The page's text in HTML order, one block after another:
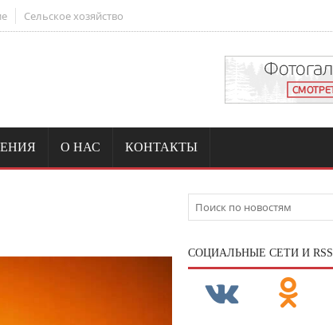
Сельское хозяйство
О НАС КОНТАКТЫ
CОЦИАЛЬНЫЕ СЕТИ И RSS